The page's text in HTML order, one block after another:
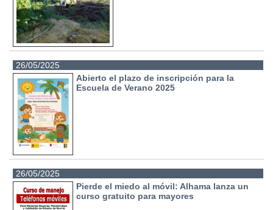
26/05/2025
Abierto el plazo de inscripción para la
Escuela de Verano 2025
26/05/2025
Pierde el miedo al móvil: Alhama lanza un
curso gratuito para mayores